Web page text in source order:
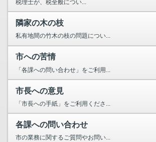
税理士が、税全般につい...
隣家の木の枝
私有地間の竹木の枝の問題につい...
市への苦情
「各課への問い合わせ」をご利用...
市長への意見
「市長への手紙」をご利用くださ...
各課への問い合わせ
市の業務に関するご質問やお問い...